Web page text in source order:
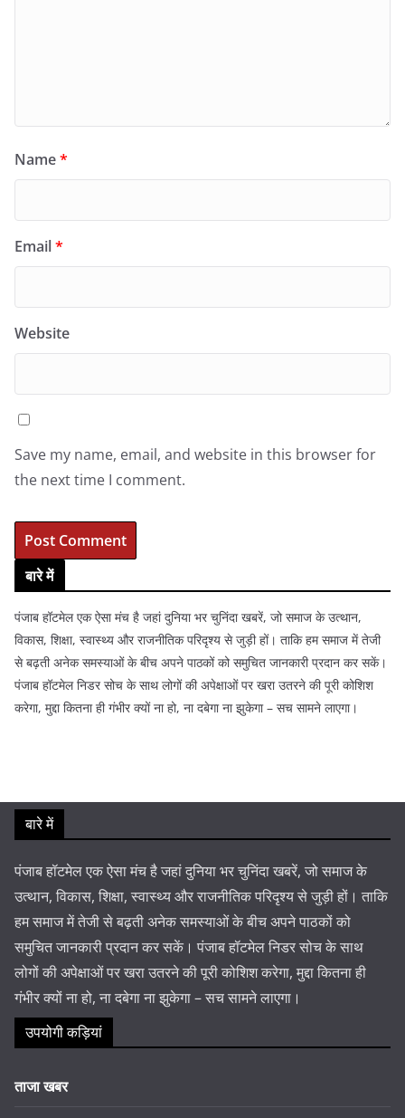
Name*
Email*
Website
Save my name, email, and website in this browser for
the next time I comment.
बारे में
पंजाब हॉटमेल एक ऐसा मंच है जहां दुनिया भर चुनिंदा खबरें, जो समाज के उत्थान,
विकास, शिक्षा, स्वास्थ्य और राजनीतिक परिदृश्य से जुड़ी हों। ताकि हम समाज में तेजी
से बढ़ती अनेक समस्याओं के बीच अपने पाठकों को समुचित जानकारी प्रदान कर सकें।
पंजाब हॉटमेल निडर सोच के साथ लोगों की अपेक्षाओं पर खरा उतरने की पूरी कोशिश
करेगा, मुद्दा कितना ही गंभीर क्यों ना हो, ना दबेगा ना झुकेगा – सच सामने लाएगा।
बारे में
पंजाब हॉटमेल एक ऐसा मंच है जहां दुनिया भर चुनिंदा खबरें, जो समाज के
उत्थान, विकास, शिक्षा, स्वास्थ्य और राजनीतिक परिदृश्य से जुड़ी हों। ताकि
हम समाज में तेजी से बढ़ती अनेक समस्याओं के बीच अपने पाठकों को
समुचित जानकारी प्रदान कर सकें। पंजाब हॉटमेल निडर सोच के साथ
लोगों की अपेक्षाओं पर खरा उतरने की पूरी कोशिश करेगा, मुद्दा कितना ही
गंभीर क्यों ना हो, ना दबेगा ना झुकेगा – सच सामने लाएगा।
उपयोगी कड़ियां
ताजा खबर